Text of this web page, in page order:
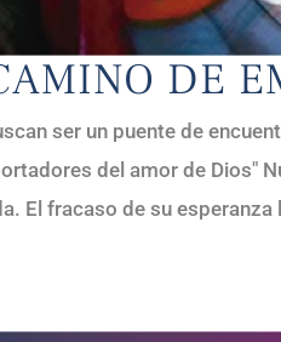
DE
ser un puente de
del amor de Dios"
El fracaso de su esperanza